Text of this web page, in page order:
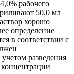
рабочего
50,0 мл
хорошо
определение
в соответствии с
разведения
концентрации